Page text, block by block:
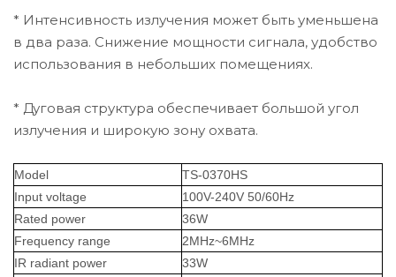
* Интенсивность излучения может быть уменьшена
в два раза. Снижение мощности сигнала, удобство
использования в небольших помещениях.
* Дуговая структура обеспечивает большой угол
излучения и широкую зону охвата.
Model
TS-0370HS
Input voltage
100V-240V 50/60Hz
Rated power
36W
Frequency range
2MHz~6MHz
IR radiant power
33W